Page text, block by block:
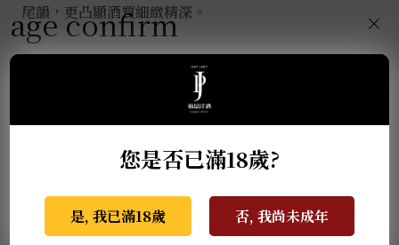
尾韻，更凸顯酒質細緻精深。
age confirm
您是否已滿18歲?
是, 我已滿18歲 否, 我尚未成年
×